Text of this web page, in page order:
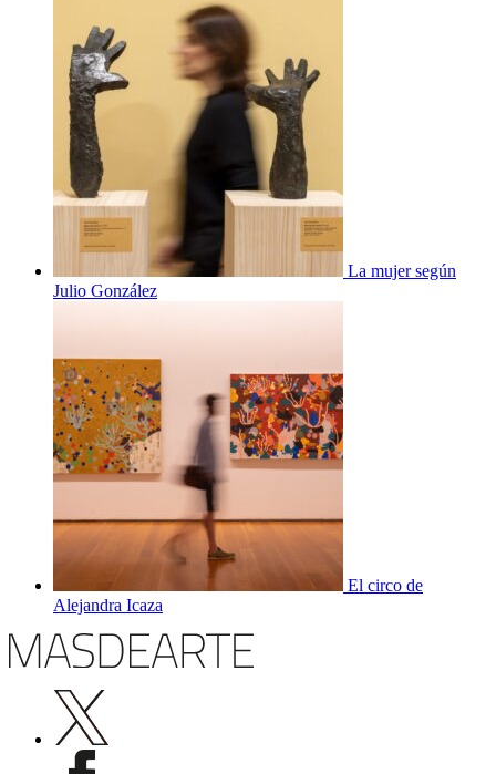
La mujer según
Julio González
El circo de
Alejandra Icaza